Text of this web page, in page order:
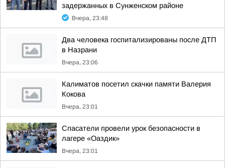
задержанных в Сунженском районе
Вчера, 23:48
Два человека госпитализированы после ДТП
в Назрани
Вчера, 23:06
Калиматов посетил скачки памяти Валерия
Кокова
Вчера, 23:01
Спасатели провели урок безопасности в
лагере «Оаздик»
Вчера, 23:01